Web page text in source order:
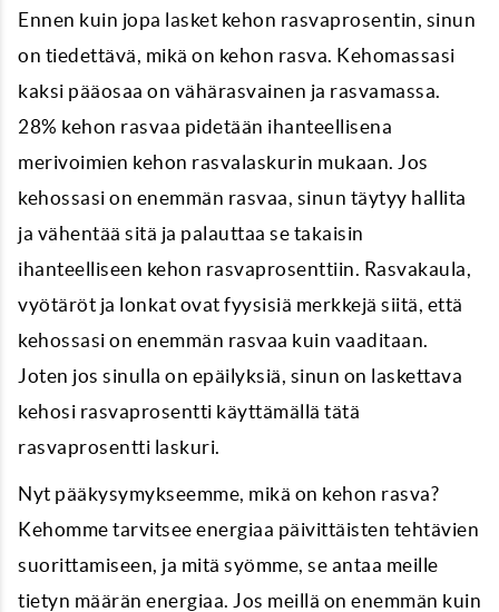
Ennen kuin jopa lasket kehon rasvaprosentin, sinun
on tiedettävä, mikä on kehon rasva. Kehomassasi
kaksi pääosaa on vähärasvainen ja rasvamassa.
28% kehon rasvaa pidetään ihanteellisena
merivoimien kehon rasvalaskurin mukaan. Jos
kehossasi on enemmän rasvaa, sinun täytyy hallita
ja vähentää sitä ja palauttaa se takaisin
ihanteelliseen kehon rasvaprosenttiin. Rasvakaula,
vyötäröt ja lonkat ovat fyysisiä merkkejä siitä, että
kehossasi on enemmän rasvaa kuin vaaditaan.
Joten jos sinulla on epäilyksiä, sinun on laskettava
kehosi rasvaprosentti käyttämällä tätä
rasvaprosentti laskuri.
Nyt pääkysymykseemme, mikä on kehon rasva?
Kehomme tarvitsee energiaa päivittäisten tehtävien
suorittamiseen, ja mitä syömme, se antaa meille
tietyn määrän energiaa. Jos meillä on enemmän kuin